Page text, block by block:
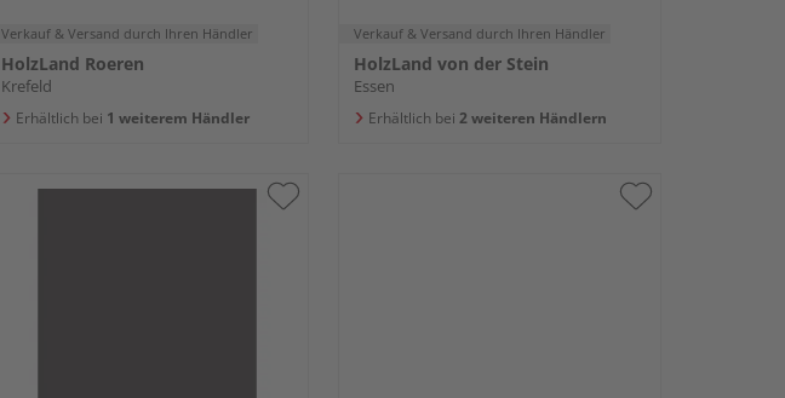
Verkauf & Versand durch Ihren Händler
HolzLand Roeren
Krefeld
Erhältlich bei 1 weiterem Händler
Verkauf & Versand durch Ihren Händler
HolzLand von der Stein
Essen
Erhältlich bei 2 weiteren Händlern